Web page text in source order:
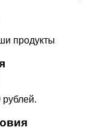
продукты
рублей.